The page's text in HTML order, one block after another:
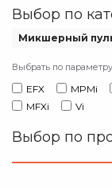
Выбор по
Микшерный
Выбрать по
EFX MPMi
MFXi
Vi
Выбор по